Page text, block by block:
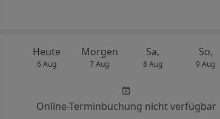
Heute
6 Aug
Morgen
7 Aug
Sa,
8 Aug
So,
9 Aug
Online-Terminbuchung nicht verfügbar